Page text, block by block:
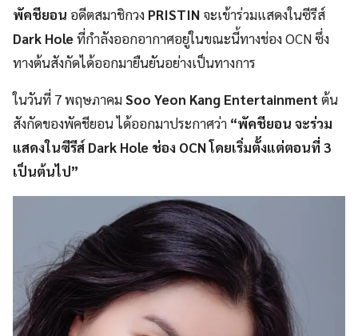
พัคชียอน อดีตสมาชิกวง PRISTIN จะเข้าร่วมแสดงในซีรีส์
Dark Holeที่กำลังออกอากาศอยู่ในขณะนี้ทางช่อง OCN ซึ่ง
ทางต้นสังกัดได้ออกมายืนยันอย่างเป็นทางการ
ในวันที่ 7 พฤษภาคมSoo Yeon Kang Entertainment ต้น
สังกัดของพัคชียอน ได้ออกมาประกาศว่า “พัคชียอน จะร่วม
แสดงในซีรีส์ Dark Hole ช่อง OCN โดยเริ่มตั้งแต่ตอนที่ 3
เป็นต้นไป”